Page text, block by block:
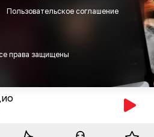
Пользовательское соглашение
права защищены